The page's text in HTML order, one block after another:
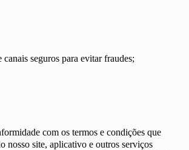
canais seguros para evitar fraudes;
com os termos e condições que
nosso site, aplicativo e outros serviços